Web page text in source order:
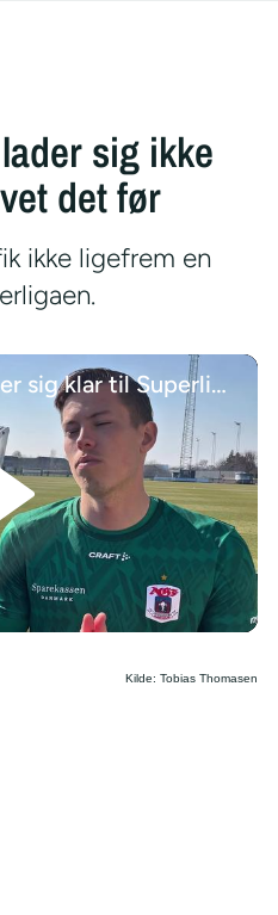
sig ikke
det før
ikke ligefrem en
AGF’s Wahlstedt føler sig klar til Superliga
Kilde: Tobias Thomasen